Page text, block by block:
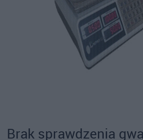
Brak sprawdzenia